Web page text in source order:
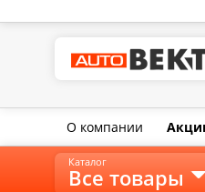
О компании
Каталог
Все товары